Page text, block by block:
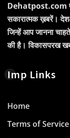
Dehatpost.com
सकारात्मक ख़बरें।
जिन्हें आप जानना
की है। विकासपरख
Imp Links
Home
Terms of Service